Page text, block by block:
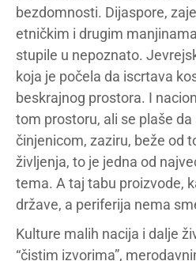
bezdomnosti. Dijaspore,
etničkim i drugim
stupile u nepoznato.
koja je počela da iscrtava
beskrajnog prostora. I
tom prostoru, ali se plaše
činjenicom, zaziru, beže od
življenja, to je jedna od
tema. A taj tabu proizvode,
države, a periferija nema
Kulture malih nacija i dalje
“čistim izvorima”,